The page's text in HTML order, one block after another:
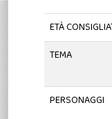
ETÀ
TEMA
PERSONAGGI